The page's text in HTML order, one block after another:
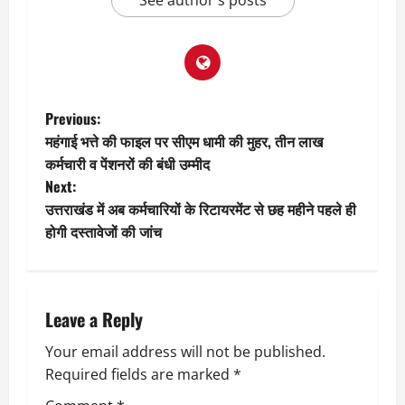
P
o
s
t
a
v
i
Previous:
महंगाई भत्ते की फाइल पर सीएम धामी की मुहर, तीन लाख
कर्मचारी व पेंशनरों की बंधी उम्मीद
Next:
उत्तराखंड में अब कर्मचारियों के रिटायरमेंट से छह महीने पहले ही
होगी दस्तावेजों की जांच
Leave a Reply
Your email address will not be published.
Required fields are marked *